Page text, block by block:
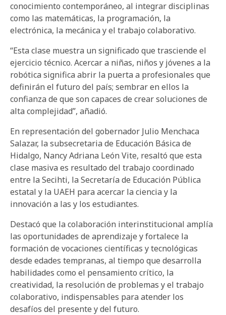
conocimiento contemporáneo, al integrar disciplinas
como las matemáticas, la programación, la
electrónica, la mecánica y el trabajo colaborativo.
“Esta clase muestra un significado que trasciende el
ejercicio técnico. Acercar a niñas, niños y jóvenes a la
robótica significa abrir la puerta a profesionales que
definirán el futuro del país; sembrar en ellos la
confianza de que son capaces de crear soluciones de
alta complejidad”, añadió.
En representación del gobernador Julio Menchaca
Salazar, la subsecretaria de Educación Básica de
Hidalgo, Nancy Adriana León Vite, resaltó que esta
clase masiva es resultado del trabajo coordinado
entre la Secihti, la Secretaría de Educación Pública
estatal y la UAEH para acercar la ciencia y la
innovación a las y los estudiantes.
Destacó que la colaboración interinstitucional amplía
las oportunidades de aprendizaje y fortalece la
formación de vocaciones científicas y tecnológicas
desde edades tempranas, al tiempo que desarrolla
habilidades como el pensamiento crítico, la
creatividad, la resolución de problemas y el trabajo
colaborativo, indispensables para atender los
desafíos del presente y del futuro.